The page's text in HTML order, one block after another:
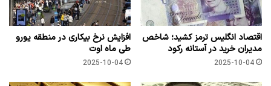
اقتصاد انگلیس ترمز کشید؛ شاخص
مدیران خرید در آستانه رکود
2025-10-04
افزایش نرخ بیکاری در منطقه یورو
طی ماه اوت
2025-10-04